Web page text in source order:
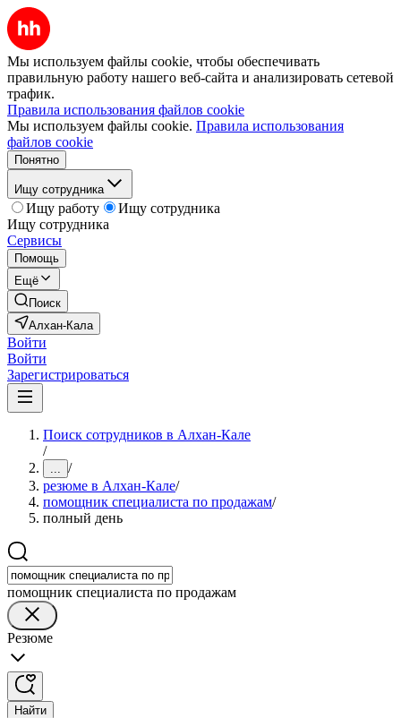
Мы используем файлы cookie, чтобы обеспечивать
правильную работу нашего веб-сайта и анализировать сетевой
трафик.
Правила использования файлов cookie
Мы используем файлы cookie. Правила использования
файлов cookie
Понятно
Ищу сотрудника
Ищу работу
Ищу сотрудника
Ищу сотрудника
Сервисы
Помощь
Ещё
Поиск
Алхан-Кала
Войти
Войти
Зарегистрироваться
Поиск сотрудников в Алхан-Кале
/
... /
резюме в Алхан-Кале/
помощник специалиста по продажам/
полный день
помощник специалиста по продажам
Резюме
Найти